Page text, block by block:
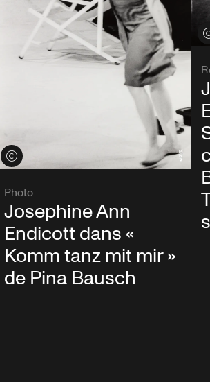
Voir les crédits
Photo
Josephine Ann
Endicott dans «
Komm tanz mit mir »
de Pina Bausch